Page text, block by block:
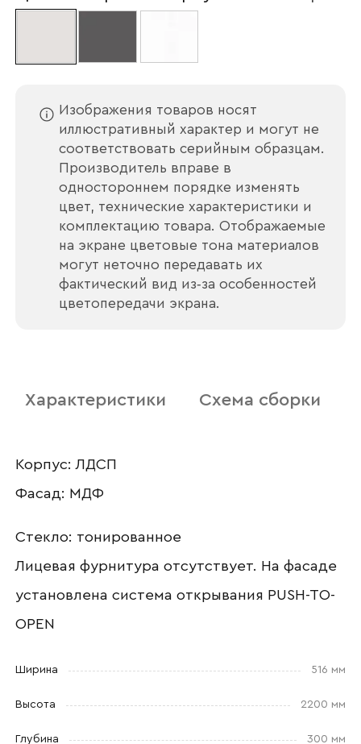
Изображения товаров носят
иллюстративный характер и могут не
соответствовать серийным образцам.
Производитель вправе в
одностороннем порядке изменять
цвет, технические характеристики и
комплектацию товара. Отображаемые
на экране цветовые тона материалов
могут неточно передавать их
фактический вид из‑за особенностей
цветопередачи экрана.
Характеристики Схема сборки
Корпус: ЛДСП
Фасад: МДФ
Стекло: тонированное
Лицевая фурнитура отсутствует. На фасаде
установлена система открывания PUSH-TO-
OPEN
Ширина 516 мм
Высота 2200 мм
Глубина 300 мм
Наименование организации
Ваш email